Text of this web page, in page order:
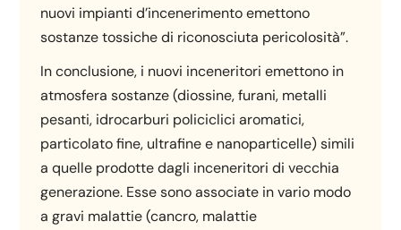
nuovi impianti d’incenerimento emettono
sostanze tossiche di riconosciuta pericolosità”.
In conclusione, i nuovi inceneritori emettono in
atmosfera sostanze (diossine, furani, metalli
pesanti, idrocarburi policiclici aromatici,
particolato fine, ultrafine e nanoparticelle) simili
a quelle prodotte dagli inceneritori di vecchia
generazione. Esse sono associate in vario modo
a gravi malattie (cancro, malattie